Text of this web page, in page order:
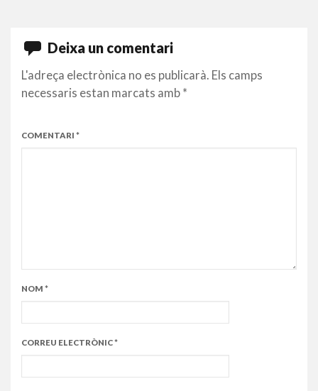
Deixa un comentari
L'adreça electrònica no es publicarà. Els camps
necessaris estan marcats amb *
COMENTARI *
NOM *
CORREU ELECTRÒNIC*